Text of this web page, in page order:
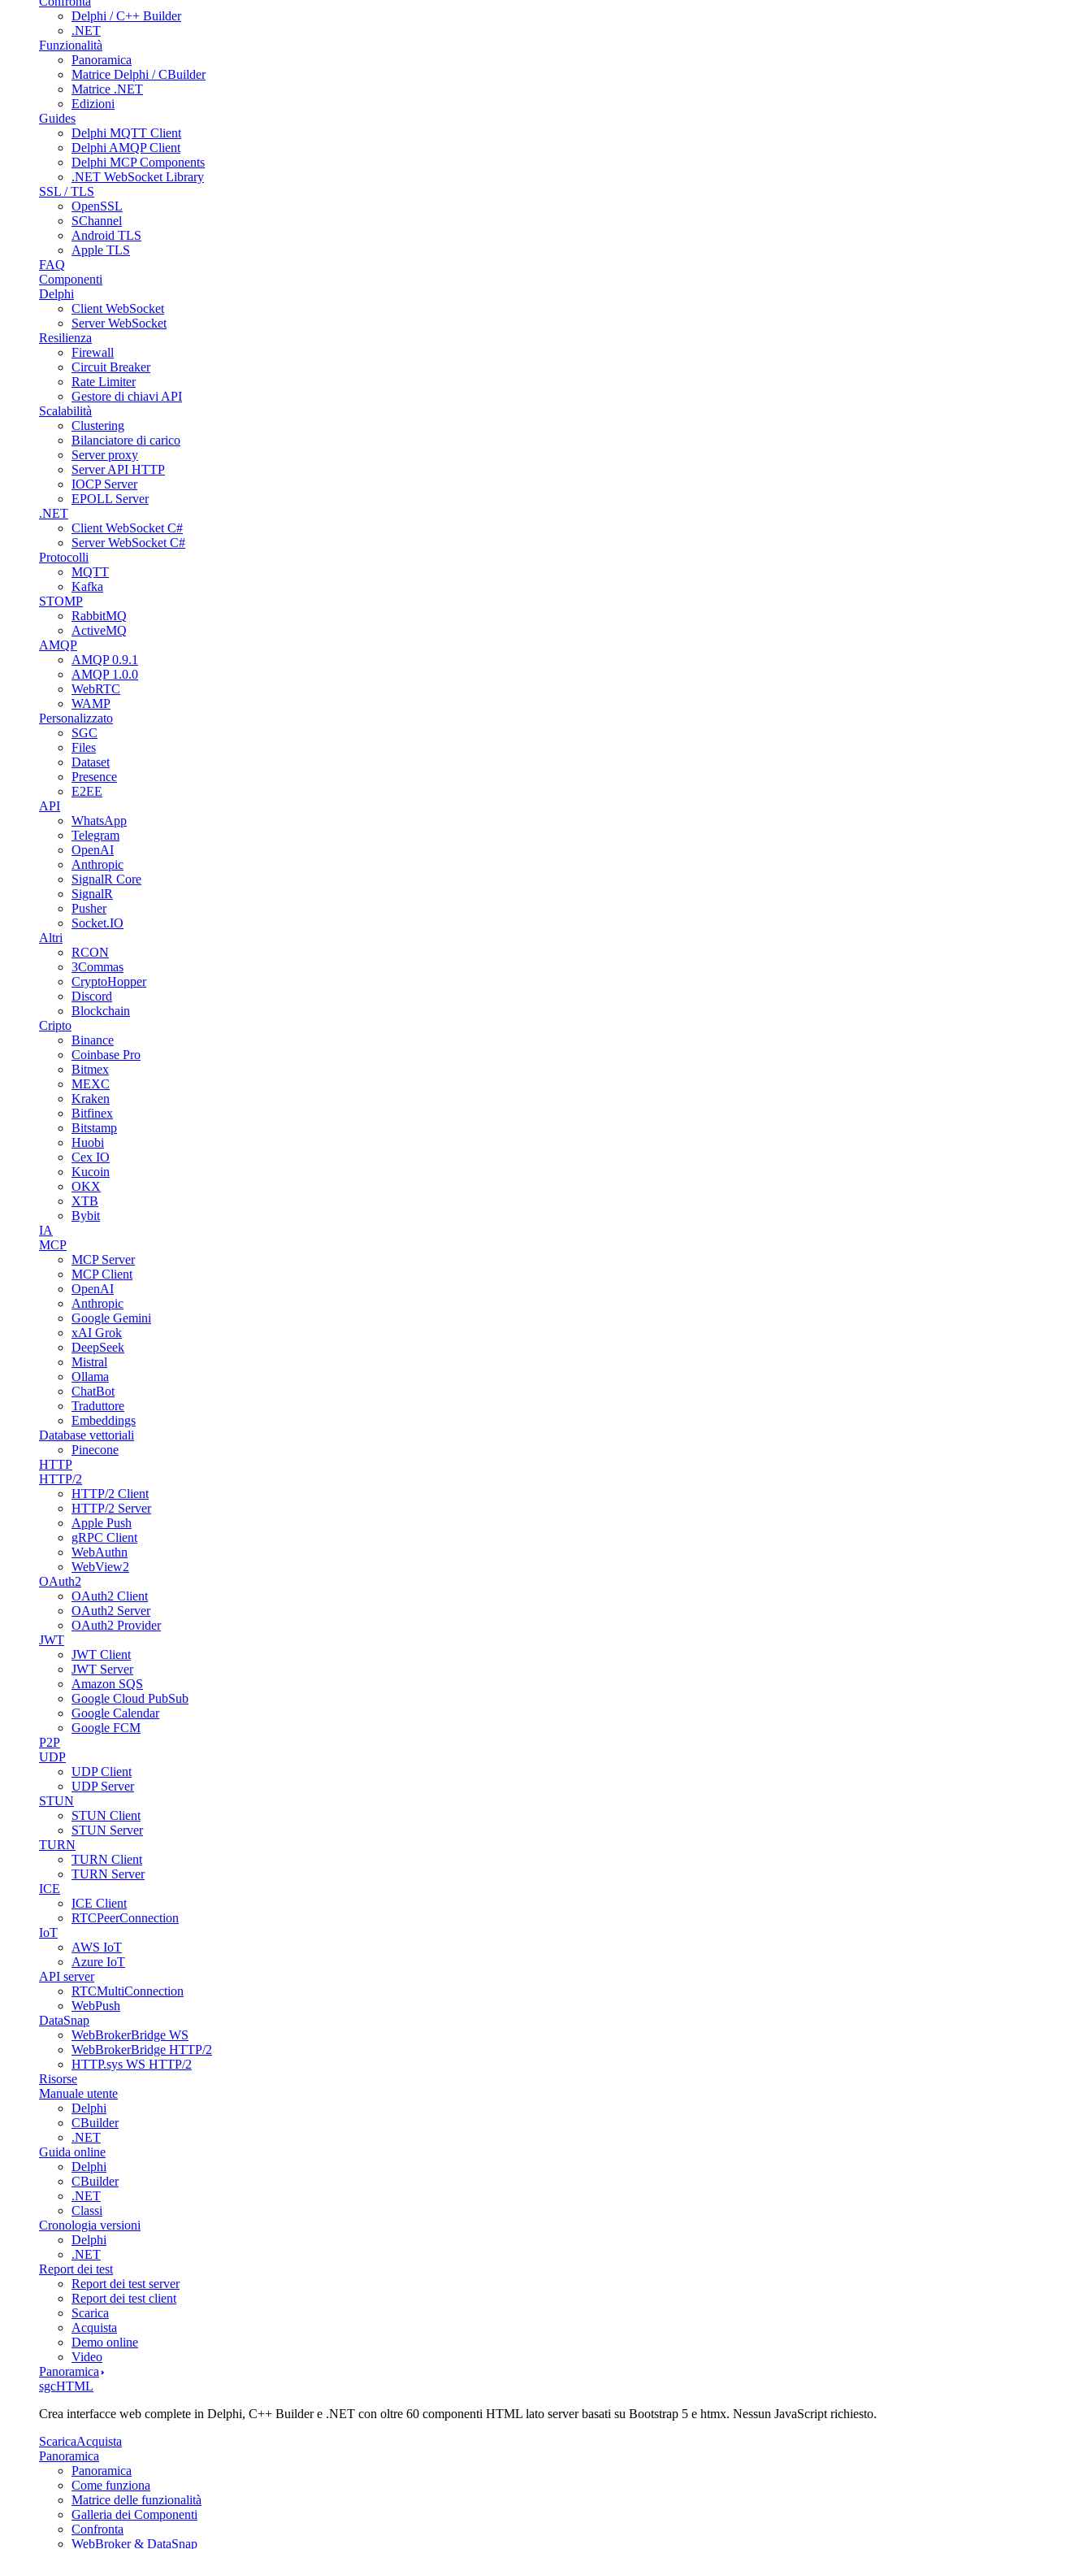
Delphi / C++ Builder
.NET
Funzionalità
Panoramica
Matrice Delphi / CBuilder
Matrice .NET
Edizioni
Guides
Delphi MQTT Client
Delphi AMQP Client
Delphi MCP Components
.NET WebSocket Library
SSL / TLS
OpenSSL
SChannel
Android TLS
Apple TLS
FAQ
Componenti
Delphi
Client WebSocket
Server WebSocket
Resilienza
Firewall
Circuit Breaker
Rate Limiter
Gestore di chiavi API
Scalabilità
Clustering
Bilanciatore di carico
Server proxy
Server API HTTP
IOCP Server
EPOLL Server
.NET
Client WebSocket C#
Server WebSocket C#
Protocolli
MQTT
Kafka
STOMP
RabbitMQ
ActiveMQ
AMQP
AMQP 0.9.1
AMQP 1.0.0
WebRTC
WAMP
Personalizzato
SGC
Files
Dataset
Presence
E2EE
API
WhatsApp
Telegram
OpenAI
Anthropic
SignalR Core
SignalR
Pusher
Socket.IO
Altri
RCON
3Commas
CryptoHopper
Discord
Blockchain
Cripto
Binance
Coinbase Pro
Bitmex
MEXC
Kraken
Bitfinex
Bitstamp
Huobi
Cex IO
Kucoin
OKX
XTB
Bybit
IA
MCP
MCP Server
MCP Client
OpenAI
Anthropic
Google Gemini
xAI Grok
DeepSeek
Mistral
Ollama
ChatBot
Traduttore
Embeddings
Database vettoriali
Pinecone
HTTP
HTTP/2
HTTP/2 Client
HTTP/2 Server
Apple Push
gRPC Client
WebAuthn
WebView2
OAuth2
OAuth2 Client
OAuth2 Server
OAuth2 Provider
JWT
JWT Client
JWT Server
Amazon SQS
Google Cloud PubSub
Google Calendar
Google FCM
P2P
UDP
UDP Client
UDP Server
STUN
STUN Client
STUN Server
TURN
TURN Client
TURN Server
ICE
ICE Client
RTCPeerConnection
IoT
AWS IoT
Azure IoT
API server
RTCMultiConnection
WebPush
DataSnap
WebBrokerBridge WS
WebBrokerBridge HTTP/2
HTTP.sys WS HTTP/2
Risorse
Manuale utente
Delphi
CBuilder
.NET
Guida online
Delphi
CBuilder
.NET
Classi
Cronologia versioni
Delphi
.NET
Report dei test
Report dei test server
Report dei test client
Scarica
Acquista
Demo online
Video
Panoramica
sgcHTML
Crea interfacce web complete in Delphi, C++ Builder e .NET con oltre 60 componenti HTML lato server basati su Bootstrap 5 e htmx. Nessun JavaScript richiesto.
ScaricaAcquista
Panoramica
Panoramica
Come funziona
Matrice delle funzionalità
Galleria dei Componenti
Confronta
WebBroker & DataSnap